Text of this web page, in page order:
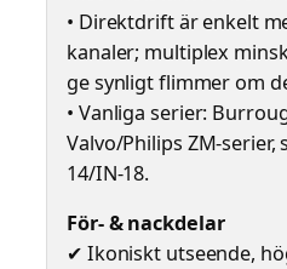
• Direktdrift är enkelt
kanaler; multiplex
ge synligt flimmer om
• Vanliga serier:
Valvo/Philips ZM-serier,
14/IN-18.
För- & nackdelar
✔ Ikoniskt utseende,